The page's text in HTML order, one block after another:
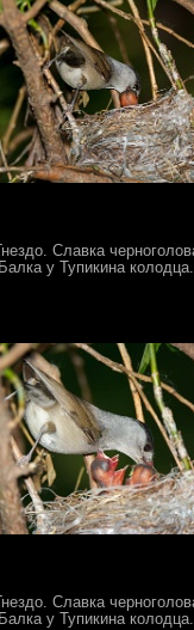
Гнездо. Славка
Балка у Тупикина
Гнездо. Славка
Балка у Тупикина